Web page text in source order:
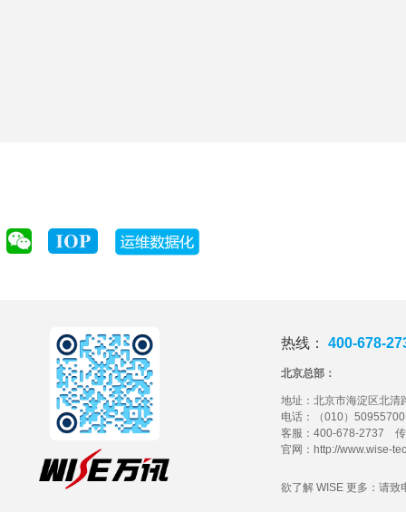
热线： 400-678-
北京总部：
地址： 北京市海淀区北清
电话：（010）
客服：400-678-2737
官网：http://www.wise-
欲了解 WISE 更多：请致